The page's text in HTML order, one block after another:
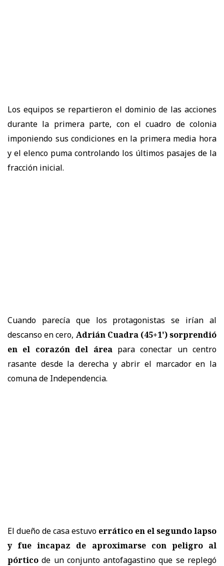
Los equipos se repartieron el dominio de las acciones
durante la primera parte, con el cuadro de colonia
imponiendo sus condiciones en la primera media hora
y el elenco puma controlando los últimos pasajes de la
fracción inicial.
Cuando parecía que los protagonistas se irían al
descanso en cero, Adrián Cuadra (45+1') sorprendió
en el corazón del áreapara conectar un centro
rasante desde la derecha y abrir el marcador en la
comuna de Independencia.
El dueño de casa estuvo errático en el segundo lapso
y fue incapaz de aproximarse con peligro al
pórtico de un conjunto antofagastino que se replegó